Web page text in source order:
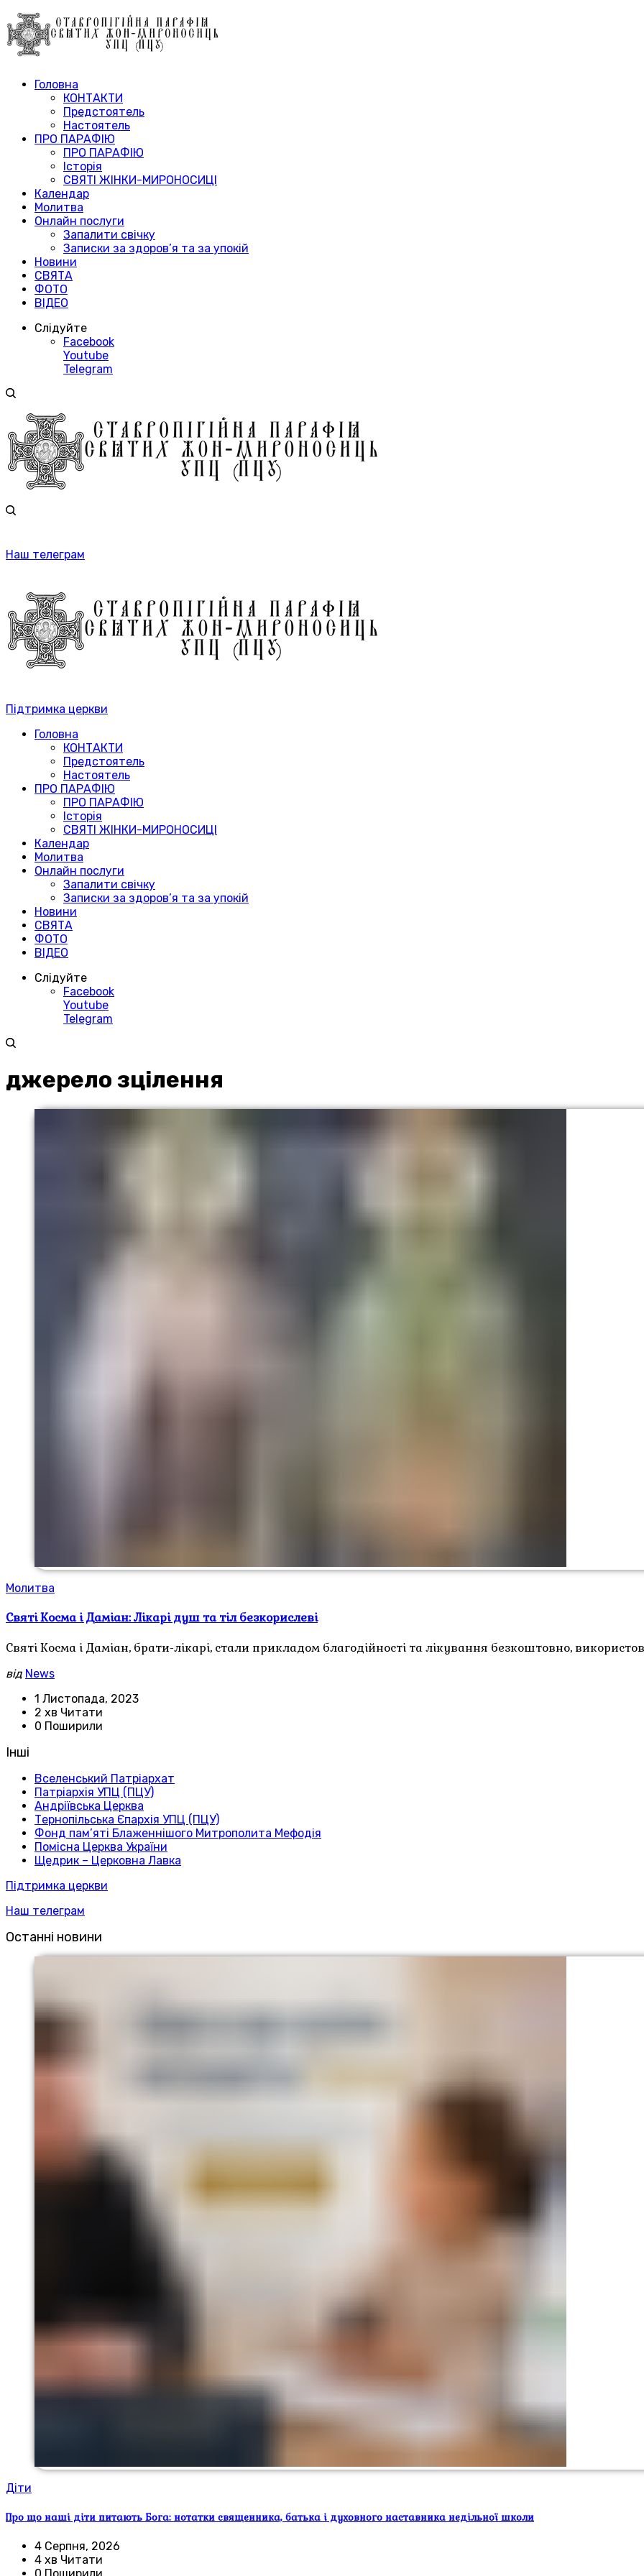
Головна
КОНТАКТИ
Предстоятель
Настоятель
ПРО ПАРАФІЮ
ПРО ПАРАФІЮ
Історія
СВЯТІ ЖІНКИ-МИРОНОСИЦІ
Календар
Молитва
Онлайн послуги
Запалити свічку
Записки за здоров’я та за упокій
Новини
СВЯТА
ФОТО
ВІДЕО
Слідуйте
Facebook
Youtube
Telegram
Наш телеграм
Підтримка церкви
Головна
КОНТАКТИ
Предстоятель
Настоятель
ПРО ПАРАФІЮ
ПРО ПАРАФІЮ
Історія
СВЯТІ ЖІНКИ-МИРОНОСИЦІ
Календар
Молитва
Онлайн послуги
Запалити свічку
Записки за здоров’я та за упокій
Новини
СВЯТА
ФОТО
ВІДЕО
Слідуйте
Facebook
Youtube
Telegram
джерело зцілення
Молитва
Святі Косма і Даміан: Лікарі душ та тіл безкорислеві
Святі Косма і Даміан, брати-лікарі, стали прикладом благодійності та лікування безкоштовно,
від News
1 Листопада, 2023
2 хв Читати
0 Поширили
Інші
Вселенський Патріархат
Патріархія УПЦ (ПЦУ)
Андріївська Церква
Тернопільська Єпархія УПЦ (ПЦУ)
Фонд пам’яті Блаженнішого Митрополита Мефодія
Помісна Церква України
Щедрик – Церковна Лавка
Підтримка церкви
Наш телеграм
Останні новини
Діти
Про що наші діти питають Бога: нотатки священника, батька і духовного наставника недільної школи
4 Серпня, 2026
4 хв Читати